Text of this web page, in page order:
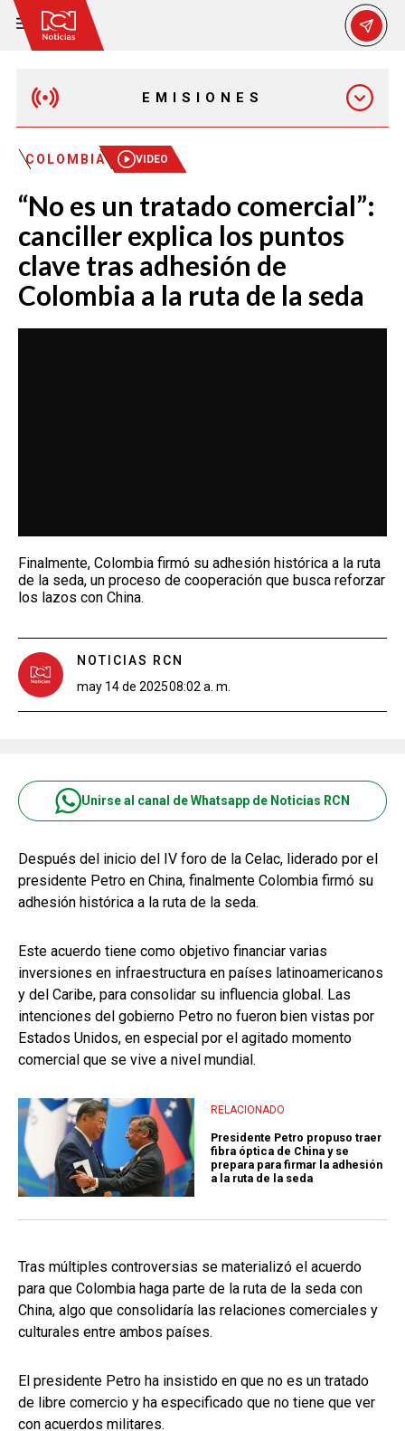
EMISIONES
MAÑANA EXPRESS
EMISIÓN 12:30 PM
EMISIÓN 7:00 PM
EMISIÓN 11:30 PM
COLOMBIA VIDEO
“No es un tratado comercial”:
canciller explica los puntos
clave tras adhesión de
Colombia a la ruta de la seda
Finalmente, Colombia firmó su adhesión histórica a la ruta
de la seda, un proceso de cooperación que busca reforzar
los lazos con China.
NOTICIAS RCN
may 14 de 202508:02 a. m.
Unirse al canal de Whatsapp de Noticias RCN
Después del inicio del IV foro de la Celac, liderado por el
presidente Petro en China, finalmente Colombia firmó su
adhesión histórica a la ruta de la seda.
Este acuerdo tiene como objetivo financiar varias
inversiones en infraestructura en países latinoamericanos
y del Caribe, para consolidar su influencia global. Las
intenciones del gobierno Petro no fueron bien vistas por
Estados Unidos, en especial por el agitado momento
comercial que se vive a nivel mundial.
RELACIONADO
Presidente Petro propuso traer
fibra óptica de China y se
prepara para firmar la adhesión
a la ruta de la seda
Tras múltiples controversias se materializó el acuerdo
para que Colombia haga parte de la ruta de la seda con
China, algo que consolidaría las relaciones comerciales y
culturales entre ambos países.
El presidente Petro ha insistido en que no es un tratado
de libre comercio y ha especificado que no tiene que ver
con acuerdos militares.